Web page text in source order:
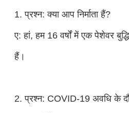
1. प्रश्न: क्या आप निर्माता हैं?
ए: हां, हम 16 वर्षों में एक पेशेवर
हैं।
2. प्रश्न: COVID-19 अवधि के